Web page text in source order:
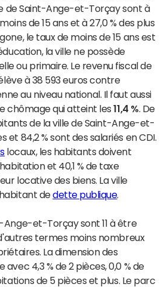
de Saint-Ange-et-Torçay sont à
de 15 ans et à 27,0 % des plus
le taux de moins de 15 ans est
la ville ne possède
ou primaire. Le revenu fiscal de
à 38 593 euros contre
au niveau national. Il faut aussi
chômage qui atteint les11,4 %. De
de la ville de Saint-Ange-et-
et 84,2 % sont des salariés en CDI.
locaux, les habitants doivent
et 40,1 % de taxe
locative des biens. La ville
habitant dedette publique.
Ange-et-Torçay sont 11 à être
termes moins nombreux
La dimension des
4,3 % de 2 pièces, 0,0 % de
de 5 pièces et plus. Le parc